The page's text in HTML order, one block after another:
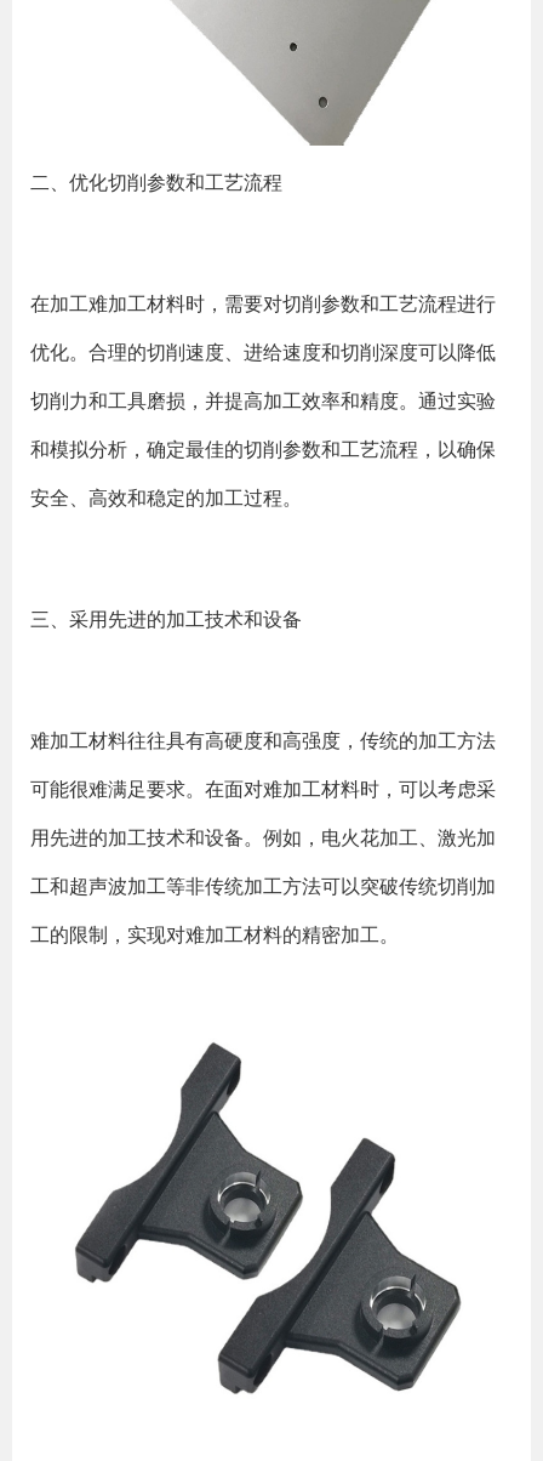
二、优化切削参数和工艺流程
在加工难加工材料时，需要对切削参数和工艺流程进行
优化。合理的切削速度、进给速度和切削深度可以降低
切削力和工具磨损，并提高加工效率和精度。通过实验
和模拟分析，确定最佳的切削参数和工艺流程，以确保
安全、高效和稳定的加工过程。
三、采用先进的加工技术和设备
难加工材料往往具有高硬度和高强度，传统的加工方法
可能很难满足要求。在面对难加工材料时，可以考虑采
用先进的加工技术和设备。例如，电火花加工、激光加
工和超声波加工等非传统加工方法可以突破传统切削加
工的限制，实现对难加工材料的精密加工。